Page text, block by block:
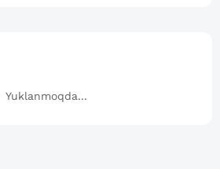
Yuklanmoqda...